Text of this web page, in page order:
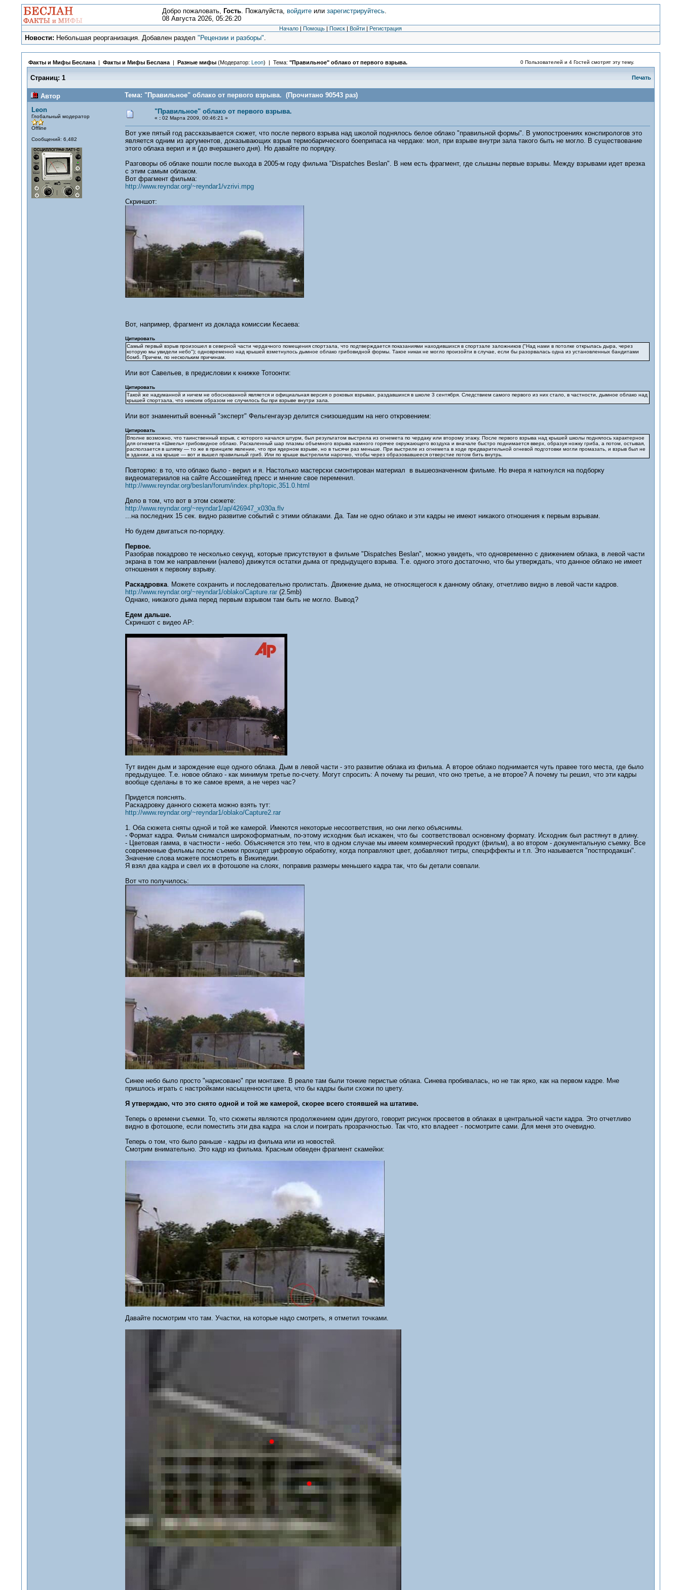
Добро пожаловать, Гость. Пожалуйста, войдитеили зарегистрируйтесь.
08 Августа 2026, 05:26:20
Начало | Помощь | Поиск | Войти | Регистрация
Новости: Небольшая реорганизация. Добавлен раздел"Рецензии и разборы".
Факты и Мифы Беслана| Факты и Мифы Беслана| Разные мифы(Модератор: Leon) | Тема: "Правильное" облако от первого взрыва. 0 Пользователей и 4 Гостей смотрят эту тему.
Страниц: 1 Печать
Автор
Тема: "Правильное" облако от первого взрыва. (Прочитано 90543 раз)
Leon
Глобальный модератор
Offline
Сообщений: 6,482
"Правильное" облако от первого взрыва.
« :02 Марта 2009, 00:46:21 »
Вот уже пятый год рассказывается сюжет, что после первого взрыва над школой поднялось белое облако "правильной формы". В умопостроениях конспирологов это
является одним из аргументов, доказывающих взрыв термобарического боеприпаса на чердаке: мол, при взрыве внутри зала такого быть не могло. В существование
этого облака верил и я (до вчерашнего дня). Но давайте по порядку.
Разговоры об облаке пошли после выхода в 2005-м году фильма "Dispatches Beslan". В нем есть фрагмент, где слышны первые взрывы. Между взрывами идет врезка
с этим самым облаком.
Вот фрагмент фильма:
http://www.reyndar.org/~reyndar1/vzrivi.mpg
Скриншот:
Вот, например, фрагмент из доклада комиссии Кесаева:
Цитировать
Самый первый взрыв произошел в северной части чердачного помещения спортзала, что подтверждается показаниями находившихся в спортзале заложников ("Над нами в потолке открылась дыра, через
которую мы увидели небо"); одновременно над крышей взметнулось дымное облако грибовидной формы. Такое никак не могло произойти в случае, если бы разорвалась одна из установленных бандитами
бомб. Причем, по нескольким причинам.
Или вот Савельев, в предисловии к книжке Тотоонти:
Цитировать
Такой же надуманной и ничем не обоснованной является и официальная версия о роковых взрывах, раздавшихся в школе 3 сентября. Следствием самого первого из них стало, в частности, дымное облако над
крышей спортзала, что никоим образом не случилось бы при взрыве внутри зала.
Или вот знаменитый военный "эксперт" Фельгенгауэр делится снизошедшим на него откровением:
Цитировать
Вполне возможно, что таинственный взрыв, с которого начался штурм, был результатом выстрела из огнемета по чердаку или второму этажу. После первого взрыва над крышей школы поднялось характерное
для огнемета «Шмель» грибовидное облако. Раскаленный шар плазмы объемного взрыва намного горячее окружающего воздуха и вначале быстро поднимается вверх, образуя ножку гриба, а потом, остывая,
расползается в шляпку — то же в принципе явление, что при ядерном взрыве, но в тысячи раз меньше. При выстреле из огнемета в ходе предварительной огневой подготовки могли промазать, и взрыв был не
в здании, а на крыше — вот и вышел правильный гриб. Или по крыше выстрелили нарочно, чтобы через образовавшееся отверстие потом бить внутрь.
Повторяю: в то, что облако было - верил и я. Настолько мастерски смонтирован материал в вышеозначенном фильме. Но вчера я наткнулся на подборку
видеоматериалов на сайте Ассошиейтед пресс и мнение свое переменил.
http://www.reyndar.org/beslan/forum/index.php/topic,351.0.html
Дело в том, что вот в этом сюжете:
http://www.reyndar.org/~reyndar1/ap/426947_x030a.flv
...на последних 15 сек. видно развитие событий с этими облаками. Да. Там не одно облако и эти кадры не имеют никакого отношения к первым взрывам.
Но будем двигаться по-порядку.
Первое.
Разобрав покадрово те несколько секунд, которые присутствуют в фильме "Dispatches Beslan", можно увидеть, что одновременно с движением облака, в левой части
экрана в том же направлении (налево) движутся остатки дыма от предыдущего взрыва. Т.е. одного этого достаточно, что бы утверждать, что данное облако не имеет
отношения к первому взрыву.
Раскадровка. Можете сохранить и последовательно пролистать. Движение дыма, не относящегося к данному облаку, отчетливо видно в левой части кадров.
http://www.reyndar.org/~reyndar1/oblako/Capture.rar(2.5mb)
Однако, никакого дыма перед первым взрывом там быть не могло. Вывод?
Едем дальше.
Скриншот с видео AP:
Тут виден дым и зарождение еще одного облака. Дым в левой части - это развитие облака из фильма. А второе облако поднимается чуть правее того места, где было
предыдущее. Т.е. новое облако - как минимум третье по-счету. Могут спросить: А почему ты решил, что оно третье, а не второе? А почему ты решил, что эти кадры
вообще сделаны в то же самое время, а не через час?
Придется пояснять.
Раскадровку данного сюжета можно взять тут:
http://www.reyndar.org/~reyndar1/oblako/Capture2.rar
1. Оба сюжета сняты одной и той же камерой. Имеются некоторые несоответствия, но они легко объяснимы.
- Формат кадра. Фильм снимался широкоформатным, по-этому исходник был искажен, что бы соответствовал основному формату. Исходник был растянут в длину.
- Цветовая гамма, в частности - небо. Объясняется это тем, что в одном случае мы имеем коммерческий продукт (фильм), а во втором - документальную съемку. Все
современные фильмы после съемки проходят цифровую обработку, когда поправляют цвет, добавляют титры, спецэффекты и т.п. Это называется "постпродакшн".
Значение слова можете посмотреть в Википедии.
Я взял два кадра и свел их в фотошопе на слоях, поправив размеры меньшего кадра так, что бы детали совпали.
Вот что получилось:
Синее небо было просто "нарисовано" при монтаже. В реале там были тонкие перистые облака. Синева пробивалась, но не так ярко, как на первом кадре. Мне
пришлось играть с настройками насыщенности цвета, что бы кадры были схожи по цвету.
Я утверждаю, что это снято одной и той же камерой, скорее всего стоявшей на штативе.
Теперь о времени съемки. То, что сюжеты являются продолжением один другого, говорит рисунок просветов в облаках в центральной части кадра. Это отчетливо
видно в фотошопе, если поместить эти два кадра на слои и поиграть прозрачностью. Так что, кто владеет - посмотрите сами. Для меня это очевидно.
Теперь о том, что было раньше - кадры из фильма или из новостей.
Смотрим внимательно. Это кадр из фильма. Красным обведен фрагмент скамейки:
Давайте посмотрим что там. Участки, на которые надо смотреть, я отметил точками.